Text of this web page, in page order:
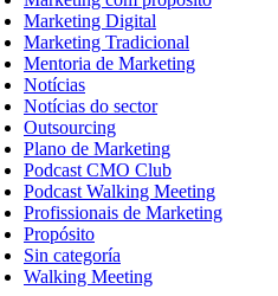
Marketing Digital
Marketing Tradicional
Mentoria de Marketing
Notícias
Notícias do sector
Outsourcing
Plano de Marketing
Podcast CMO Club
Podcast Walking Meeting
Profissionais de Marketing
Propósito
Sin categoría
Walking Meeting